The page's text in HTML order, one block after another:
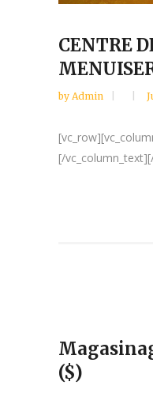
CENTRE
by Admin
[/
($)